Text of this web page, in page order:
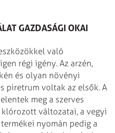
GAZDASÁGI OKAI
való
régi igény. Az arzén,
és olyan növényi
piretrum voltak az elsők. A
meg a szerves
változatai, a vegyi
nyomán pedig a